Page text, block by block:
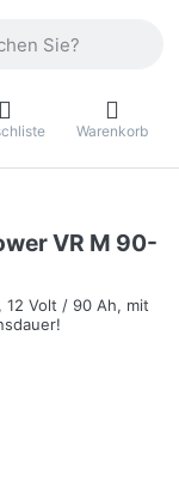
Warenkorb
VR M 90-
12 Volt / 90 Ah, mit